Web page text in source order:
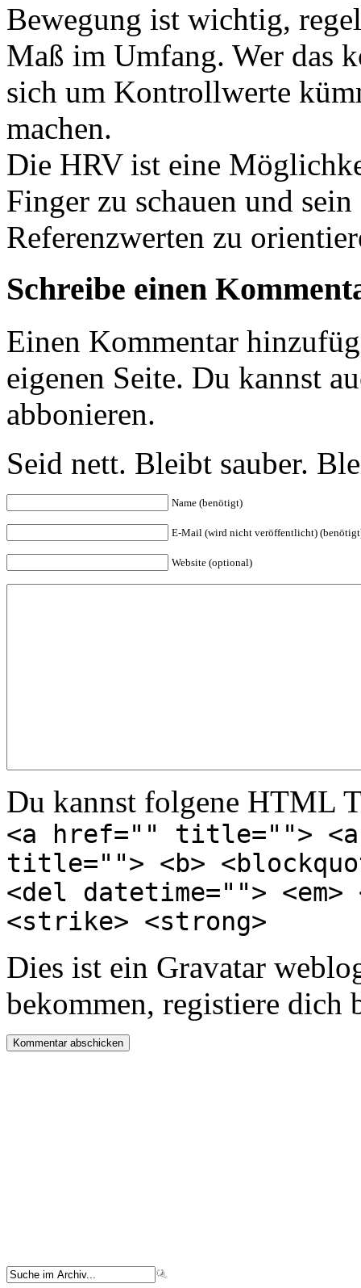
Bewegung ist wichtig,
Maß im Umfang. Wer das
sich um Kontrollwerte
machen.
Die HRV ist eine
Finger zu schauen und
Referenzwerten zu
Schreibe einen
Einen Kommentar
eigenen Seite. Du kannst
abbonieren.
Seid nett. Bleibt sauber.
Name (benötigt)
E-Mail (wird nicht veröffentlicht)
Website (optional)
Du kannst folgene HTML
<a href="" title="">
title=""> <b>
<del datetime="">
<strike> <strong>
Dies ist ein Gravatar
bekommen, registiere dich